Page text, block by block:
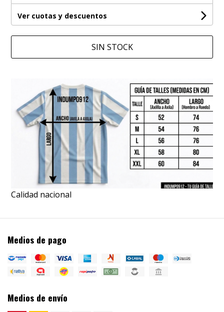
Ver cuotas y descuentos
SIN STOCK
Calidad nacional
Medios de pago
Medios de envío